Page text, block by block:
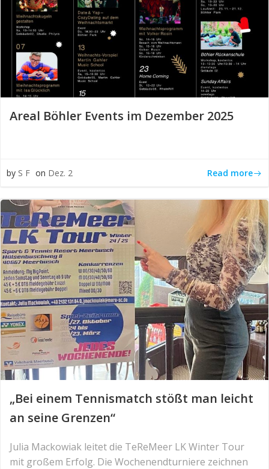
Areal Böhler Events im Dezember 2025
by S F on Dez. 2 Read more
„Bei einem Tennismatch stößt man leicht
an seine Grenzen“
Julia Mackowiak leitet die TeReMeer LK Winter Tour
mit großem Erfolg. Die Wochenendturniere zeichnen